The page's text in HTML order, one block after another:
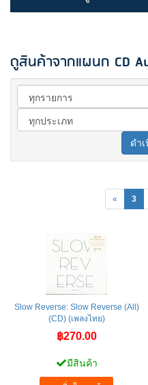
ดูสินค้าจากแผนก CD
ดำ
« 3
Slow Reverse: Slow Reverse (All)
(CD) (เพลงไทย)
฿270.00
มีสินค้า